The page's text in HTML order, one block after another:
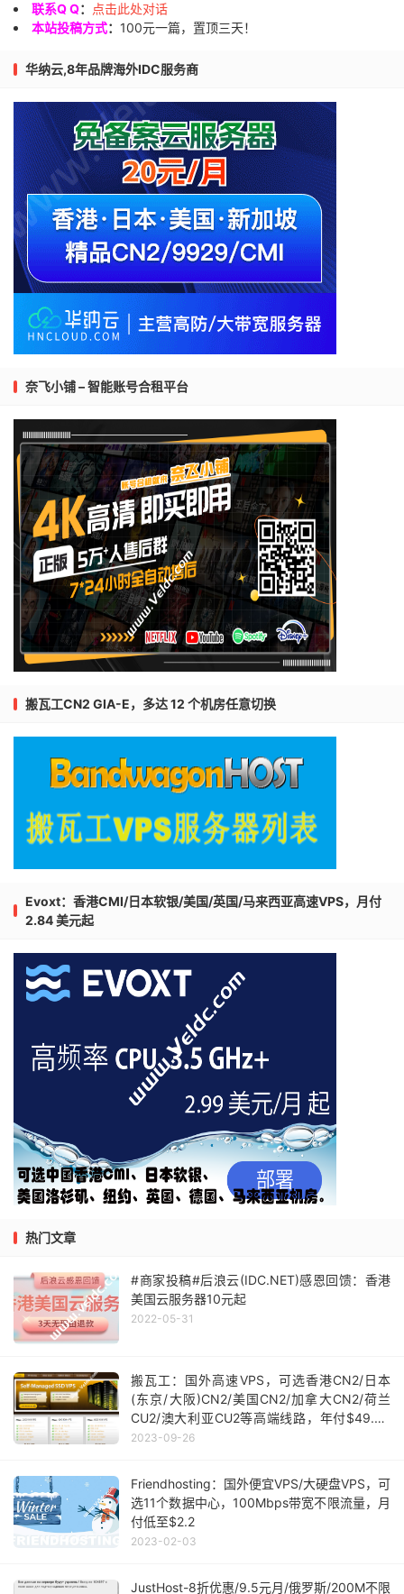
联系Q Q：
点击此处对话
本站投稿方式： 100元一篇，置顶三天！
华纳云,8年品牌海外IDC服务商
奈飞小铺 – 智能账号合租平台
搬瓦工CN2 GIA-E，多达 12 个机房任意切换
Evoxt：香港CMI/日本软银/美国/英国/马来西亚高速VPS，月付
2.84 美元起
热门文章
#商家投稿#后浪云(IDC.NET)感恩回馈：香港
美国云服务器10元起
2022-05-31
搬瓦工：国外高速VPS，可选香港CN2/日本
(东京/大阪)CN2/美国CN2/加拿大CN2/荷兰
CU2/澳大利亚CU2等高端线路，年付$49.99
起
2023-09-26
Friendhosting：国外便宜VPS/大硬盘VPS，可
选11个数据中心，100Mbps带宽不限流量，月
付低至$2.2
2023-02-03
JustHost-8折优惠/9.5元月/俄罗斯/200M不限